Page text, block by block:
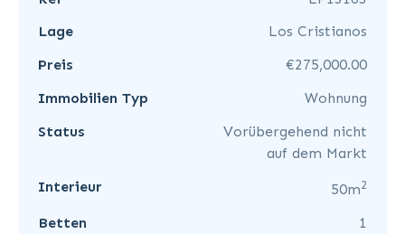
Lage
Los Cristianos
Preis
€275,000.00
Immobilien Typ
Wohnung
Status
Vorübergehend nicht
auf dem Markt
Interieur
50m2
Betten
1